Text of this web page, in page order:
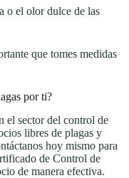
o el olor dulce de las
que tomes medidas
por ti?
el sector del control de
libres de plagas y
hoy mismo para
de Control de
de manera efectiva.